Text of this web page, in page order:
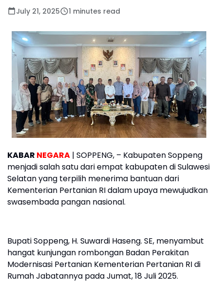
July 21, 2025 1 minutes read
KABAR NEGARA | SOPPENG, – Kabupaten Soppeng
menjadi salah satu dari empat kabupaten di Sulawesi
Selatan yang terpilih menerima bantuan dari
Kementerian Pertanian RI dalam upaya mewujudkan
swasembada pangan nasional.
Bupati Soppeng, H. Suwardi Haseng. SE, menyambut
hangat kunjungan rombongan Badan Perakitan
Modernisasi Pertanian Kementerian Pertanian RI di
Rumah Jabatannya pada Jumat, 18 Juli 2025.